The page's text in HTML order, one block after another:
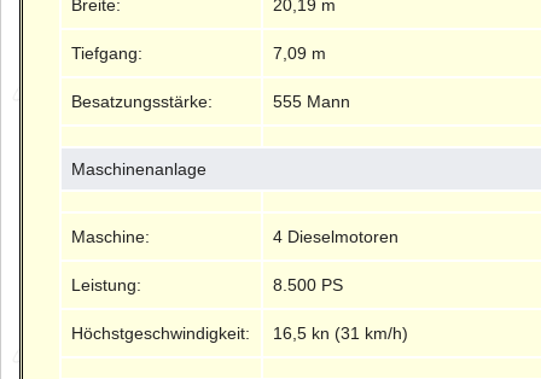
Breite: 20,19 m
Tiefgang: 7,09 m
Besatzungsstärke: 555 Mann
Maschinenanlage
Maschine: 4 Dieselmotoren
Leistung: 8.500 PS
Höchstgeschwindigkeit: 16,5 kn (31 km/h)